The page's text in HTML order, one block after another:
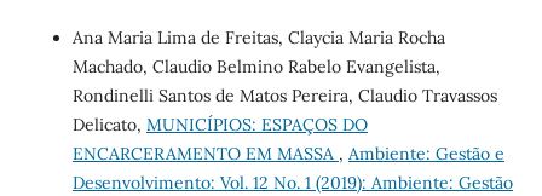
Ana Maria Lima de Freitas, Claycia Maria Rocha
Machado, Claudio Belmino Rabelo Evangelista,
Rondinelli Santos de Matos Pereira, Claudio Travassos
Delicato, MUNICÍPIOS: ESPAÇOS DO
ENCARCERAMENTO EM MASSA , Ambiente: Gestão e
Desenvolvimento: Vol. 12 No. 1 (2019): Ambiente: Gestão